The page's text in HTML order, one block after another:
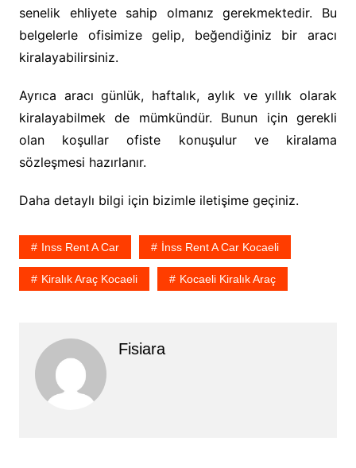
senelik ehliyete sahip olmanız gerekmektedir. Bu
belgelerle ofisimize gelip, beğendiğiniz bir aracı
kiralayabilirsiniz.
Ayrıca aracı günlük, haftalık, aylık ve yıllık olarak
kiralayabilmek de mümkündür. Bunun için gerekli
olan koşullar ofiste konuşulur ve kiralama
sözleşmesi hazırlanır.
Daha detaylı bilgi için bizimle iletişime geçiniz.
Inss Rent A Car İnss Rent A Car Kocaeli
Kiralık Araç Kocaeli Kocaeli Kiralık Araç
Fisiara